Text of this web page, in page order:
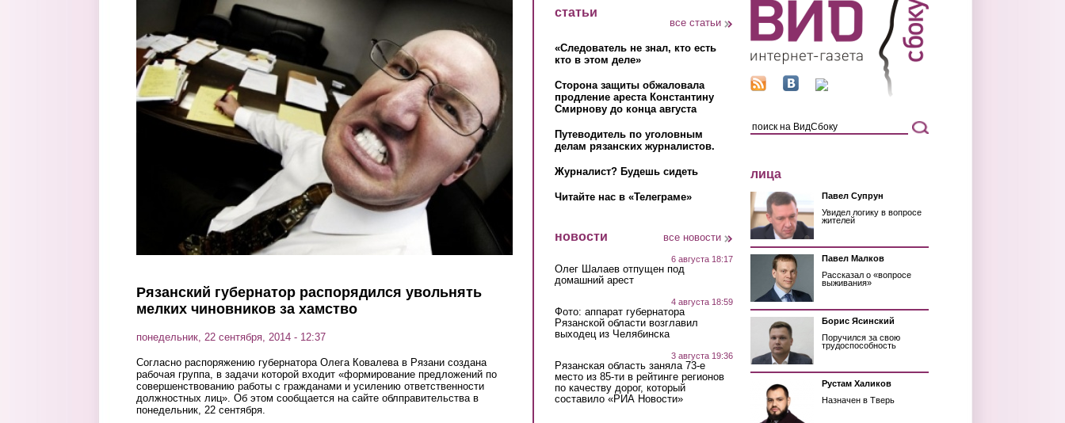
Рязанский губернатор распорядился увольнять
мелких чиновников за хамство
понедельник, 22 сентября, 2014 - 12:37
Согласно распоряжению губернатора Олега Ковалева в Рязани создана
рабочая группа, в задачи которой входит «формирование предложений по
совершенствованию работы с гражданами и усилению ответственности
должностных лиц». Об этом сообщается на сайте облправительства в
понедельник, 22 сентября.
статьи
все статьи
«Следователь не знал, кто есть
кто в этом деле»
Сторона защиты обжаловала
продление ареста Константину
Смирнову до конца августа
Путеводитель по уголовным
делам рязанских журналистов.
Журналист? Будешь сидеть
Читайте нас в «Телеграме»
новости все новости
6 августа 18:17
Олег Шалаев отпущен под
домашний арест
4 августа 18:59
Фото: аппарат губернатора
Рязанской области возглавил
выходец из Челябинска
3 августа 19:36
Рязанская область заняла 73-е
место из 85-ти в рейтинге регионов
по качеству дорог, который
составило «РИА Новости»
лица
Павел Супрун
Увидел логику в вопросе
жителей
Павел Малков
Рассказал о «вопросе
выживания»
Борис Ясинский
Поручился за свою
трудоспособность
Рустам Халиков
Назначен в Тверь